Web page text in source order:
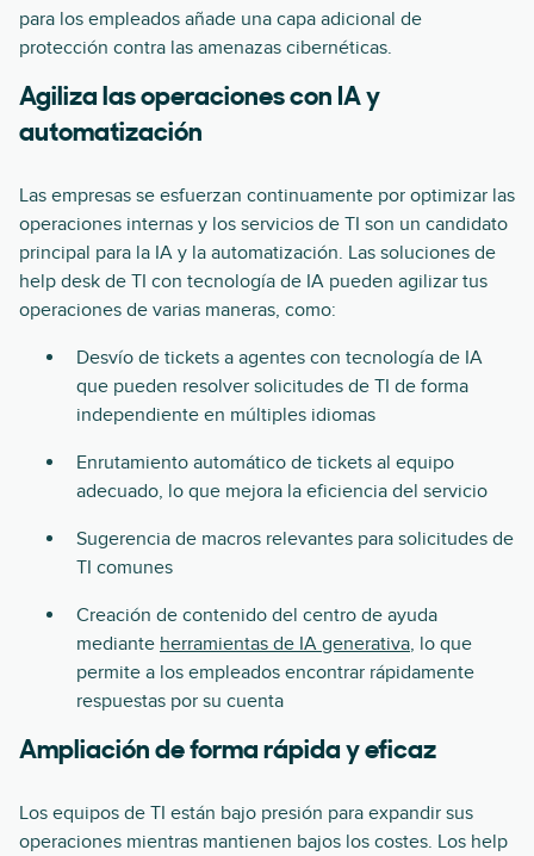
para los empleados añade una capa adicional de
protección contra las amenazas cibernéticas.
Agiliza las operaciones con IA y
automatización
Las empresas se esfuerzan continuamente por optimizar las
operaciones internas y los servicios de TI son un candidato
principal para la IA y la automatización. Las soluciones de
help desk de TI con tecnología de IA pueden agilizar tus
operaciones de varias maneras, como:
Desvío de tickets a agentes con tecnología de IA
que pueden resolver solicitudes de TI de forma
independiente en múltiples idiomas
Enrutamiento automático de tickets al equipo
adecuado, lo que mejora la eficiencia del servicio
Sugerencia de macros relevantes para solicitudes de
TI comunes
Creación de contenido del centro de ayuda
mediante herramientas de IA generativa, lo que
permite a los empleados encontrar rápidamente
respuestas por su cuenta
Ampliación de forma rápida y eficaz
Los equipos de TI están bajo presión para expandir sus
operaciones mientras mantienen bajos los costes. Los help